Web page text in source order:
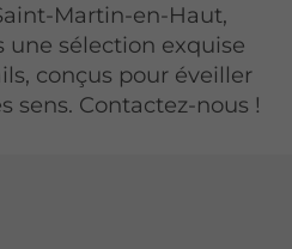
Martin-en-Haut,
une sélection exquise
conçus pour éveiller
sens. Contactez-nous !